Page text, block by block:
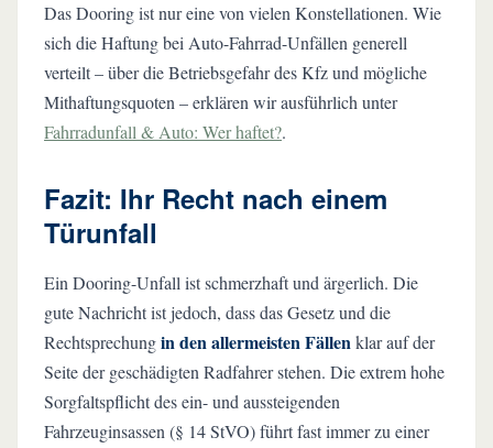
Das Dooring ist nur eine von vielen Konstellationen. Wie
sich die Haftung bei Auto-Fahrrad-Unfällen generell
verteilt – über die Betriebsgefahr des Kfz und mögliche
Mithaftungsquoten – erklären wir ausführlich unter
Fahrradunfall & Auto: Wer haftet?.
Fazit: Ihr Recht nach einem
Türunfall
Ein Dooring-Unfall ist schmerzhaft und ärgerlich. Die
gute Nachricht ist jedoch, dass das Gesetz und die
Rechtsprechungin den allermeisten Fällenklar auf der
Seite der geschädigten Radfahrer stehen. Die extrem hohe
Sorgfaltspflicht des ein- und aussteigenden
Fahrzeuginsassen (§ 14 StVO) führt fast immer zu einer